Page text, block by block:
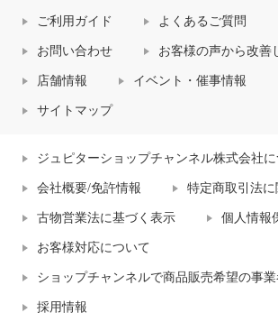
ご利用ガイド よくあるご質問
お問い合わせ お客様の声から改善
店舗情報 イベント・催事情報
サイトマップ
ジュピターショップチャンネル株式会社
会社概要/免許情報 特定商取引法に
古物営業法に基づく表示 個人情報
お客様対応について
ショップチャンネルで商品販売希望の事業
採用情報